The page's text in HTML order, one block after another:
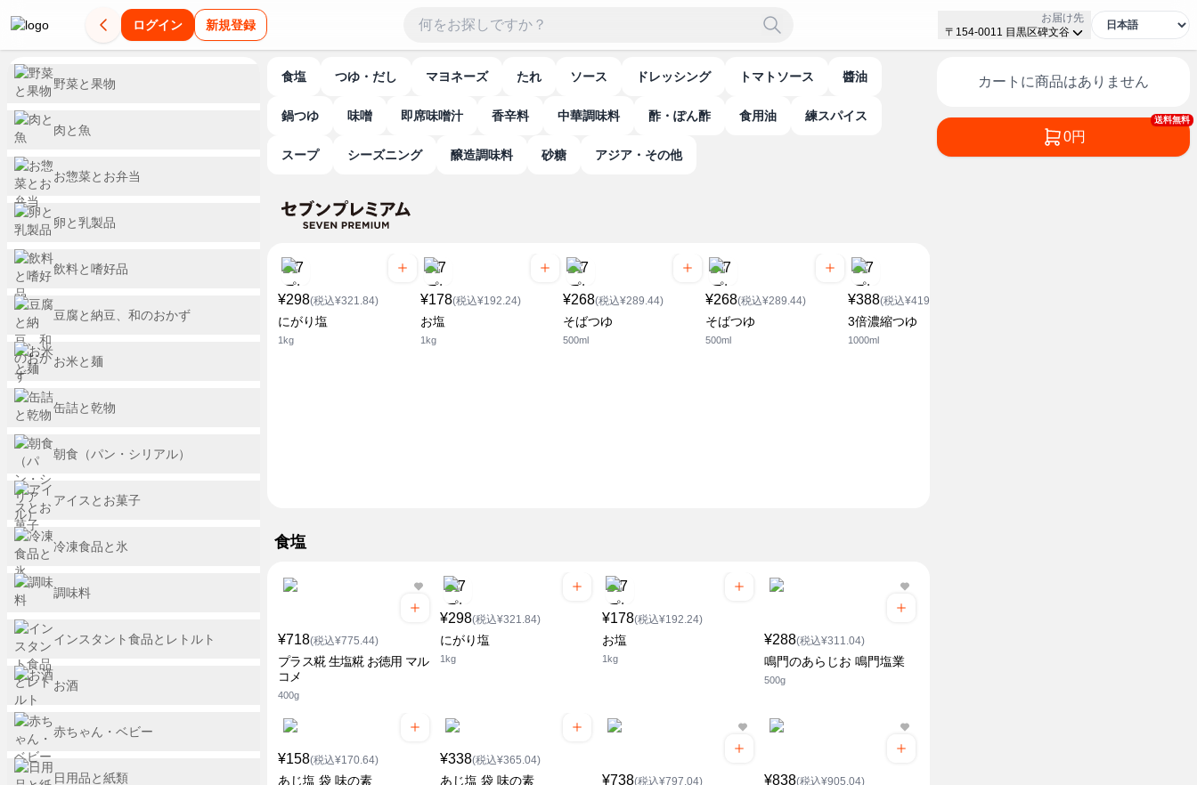
ログイン 新規登録
お届け先
〒154-0011 目黒区碑文谷
食塩 つゆ・だし マヨネーズ たれ ソース ドレッシング トマトソース 醬油
鍋つゆ 味噌 即席味噌汁 香辛料 中華調味料 酢・ぽん酢 食用油 練スパイス
スープ シーズニング 醸造調味料 砂糖 アジア・その他
¥298(税込¥321.84)
にがり塩
1kg
¥178(税込¥192.24)
お塩
1kg
¥268(税込¥289.44)
そばつゆ
500ml
¥268(税込¥289.44)
そばつゆ
500ml
¥388(税込¥419.04)
3倍濃縮つゆ
1000ml
食塩
¥718(税込¥775.44)
プラス糀 生塩糀 お徳用 マル
コメ
400g
¥298(税込¥321.84)
にがり塩
1kg
¥178(税込¥192.24)
お塩
1kg
¥288(税込¥311.04)
鳴門のあらじお 鳴門塩業
500g
¥158(税込¥170.64)
あじ塩 袋 味の素
¥338(税込¥365.04)
あじ塩 袋 味の素 ¥738(税込¥797.04) ¥838(税込¥905.04)
カートに商品はありません
送料無料
0円
野菜と果物
肉と魚
お惣菜とお弁当
卵と乳製品
飲料と嗜好品
豆腐と納豆、和のおかず
お米と麺
缶詰と乾物
朝食（パン・シリアル）
アイスとお菓子
冷凍食品と氷
調味料
インスタント食品とレトルト
お酒
赤ちゃん・ベビー
日用品と紙類